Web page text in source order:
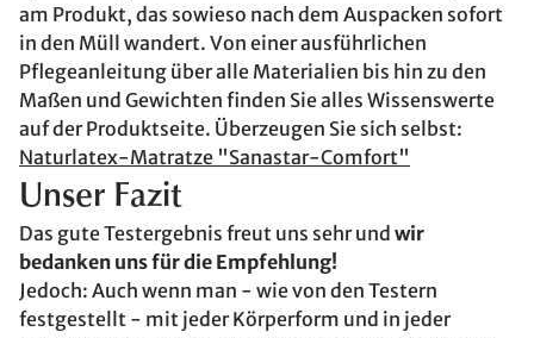
am Produkt, das sowieso nach dem Auspacken sofort
in den Müll wandert. Von einer ausführlichen
Pflegeanleitung über alle Materialien bis hin zu den
Maßen und Gewichten finden Sie alles Wissenswerte
auf der Produktseite. Überzeugen Sie sich selbst:
Naturlatex-Matratze "Sanastar-Comfort"
Unser Fazit
Das gute Testergebnis freut uns sehr und wir
bedanken uns für die Empfehlung!
Jedoch: Auch wenn man - wie von den Testern
festgestellt - mit jeder Körperform und in jeder